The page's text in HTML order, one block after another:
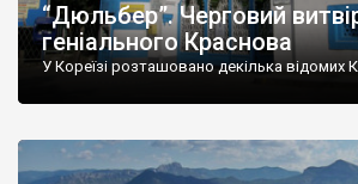
“Дюльбер”. Черговий
геніального Краснова
У Кореїзі розташовано декілька відомих